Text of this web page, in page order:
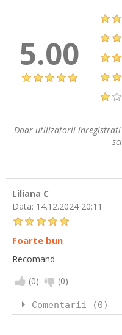
5.00
Doar utilizatorii
Liliana C
Data: 14.12.2024 20:11
Foarte bun
Recomand
(0) (0)
Comentarii (0)